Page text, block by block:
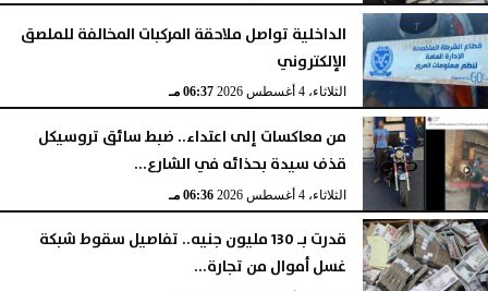
الداخلية تواصل ملاحقة المركبات المخالفة للملصق
الإلكتروني
الثلاثاء، 4 أغسطس 2026 06:37 مـ
من معاكسات إلى اعتداء.. ضبط سائق تروسيكل
قذف سيدة بحذائه في الشارع...
الثلاثاء، 4 أغسطس 2026 06:36 مـ
قدرت بـ 130 مليون جنيه.. تفاصيل سقوط شبكة
غسل أموال من تجارة...